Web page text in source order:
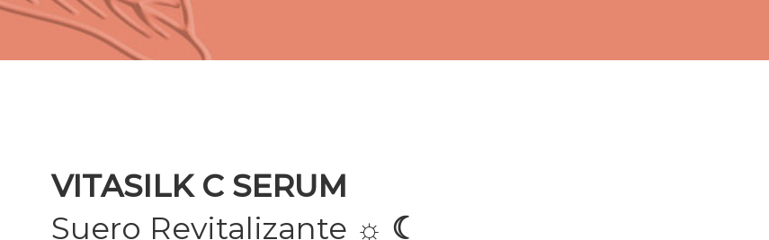
VITASILK C SERUM
Suero Revitalizante ☼ ☾